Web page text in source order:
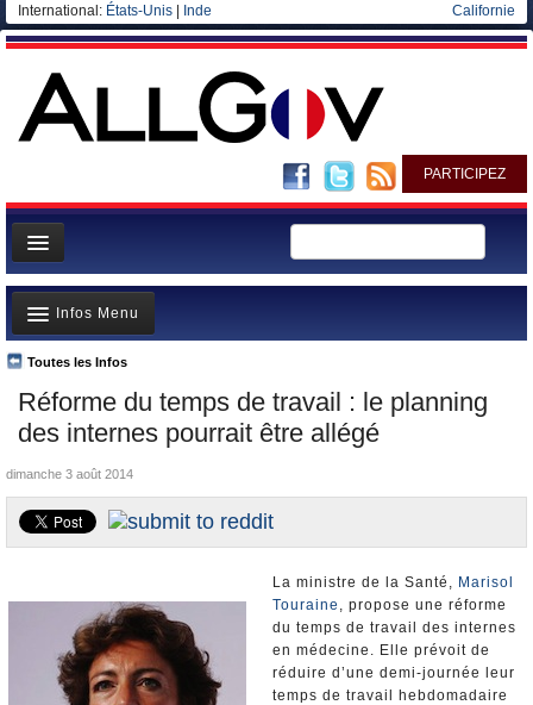
International: États-Unis Inde Californie
PARTICIPEZ
Page d'accueil
Infos
Gouvernement
Ministères/Directions
Blog
Elections européennes
Réforme du temps de travail : le planning
des internes pourrait être allégé
Toutes les Infos
Infos Menu
A la Une
Polémiques
La France et le Monde
Nominations et Démissions
Infos insolites
dimanche 3 août 2014
La ministre de la Santé, Marisol
Touraine , propose une réforme
du temps de travail des internes
en médecine. Elle prévoit de
réduire d’une demi-journée leur
temps de travail hebdomadaire